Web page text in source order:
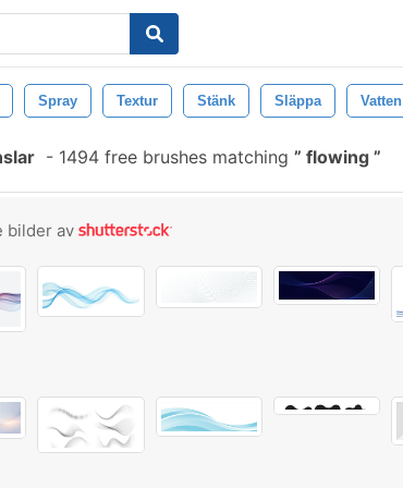
Spray Textur Stänk Släppa Vatten
- 1494 free brushes matching flowing
bilder av